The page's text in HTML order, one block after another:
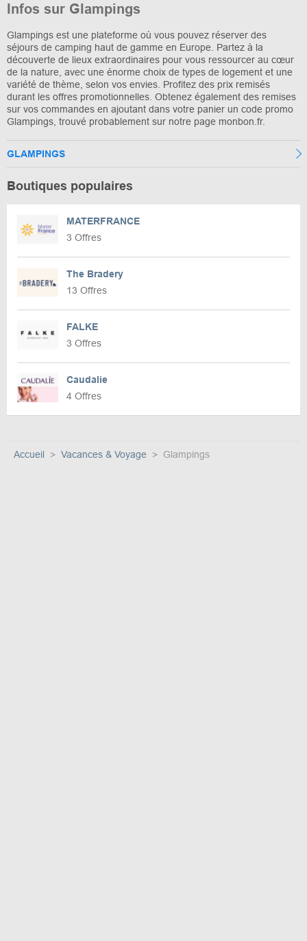
Infos sur Glampings
Glampings est une plateforme où vous pouvez réserver des
séjours de camping haut de gamme en Europe. Partez à la
découverte de lieux extraordinaires pour vous ressourcer au cœur
de la nature, avec une énorme choix de types de logement et une
variété de thème, selon vos envies. Profitez des prix remisés
durant les offres promotionnelles. Obtenez également des remises
sur vos commandes en ajoutant dans votre panier un code promo
Glampings, trouvé probablement sur notre page monbon.fr.
GLAMPINGS
Boutiques populaires
MATERFRANCE
3 Offres
The Bradery
13 Offres
FALKE
3 Offres
Caudalie
4 Offres
Accueil Vacances & Voyage Glampings